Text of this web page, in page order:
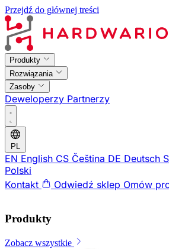
Przejdź do głównej treści
Produkty
Rozwiązania
Zasoby
Deweloperzy Partnerzy
PL
EN English CS Čeština DE Deutsch
Polski
Kontakt
Odwiedź sklep Omów
Produkty
Zobacz wszystkie